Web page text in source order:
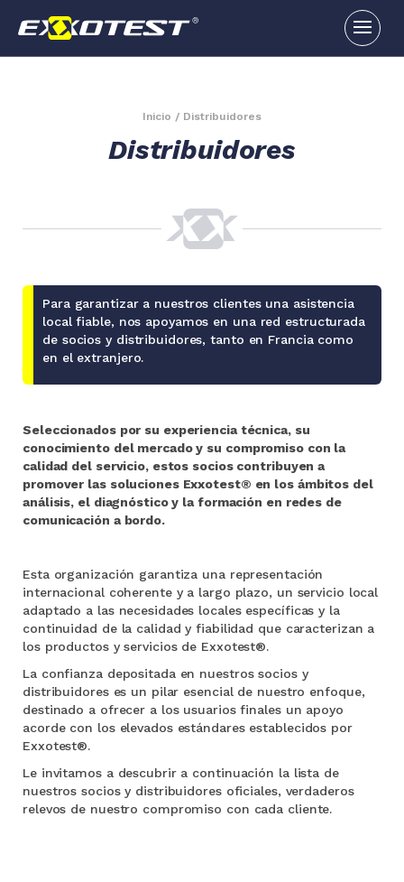
Inicio / Distribuidores
Distribuidores
Para garantizar a nuestros clientes una asistencia
local fiable, nos apoyamos en una red estructurada
de socios y distribuidores, tanto en Francia como
en el extranjero.
Seleccionados por su experiencia técnica, su
conocimiento del mercado y su compromiso con la
calidad del servicio, estos socios contribuyen a
promover las soluciones Exxotest® en los ámbitos del
análisis, el diagnóstico y la formación en redes de
comunicación a bordo.
Esta organización garantiza una representación
internacional coherente y a largo plazo, un servicio local
adaptado a las necesidades locales específicas y la
continuidad de la calidad y fiabilidad que caracterizan a
los productos y servicios de Exxotest®.
La confianza depositada en nuestros socios y
distribuidores es un pilar esencial de nuestro enfoque,
destinado a ofrecer a los usuarios finales un apoyo
acorde con los elevados estándares establecidos por
Exxotest®.
Le invitamos a descubrir a continuación la lista de
nuestros socios y distribuidores oficiales, verdaderos
relevos de nuestro compromiso con cada cliente.